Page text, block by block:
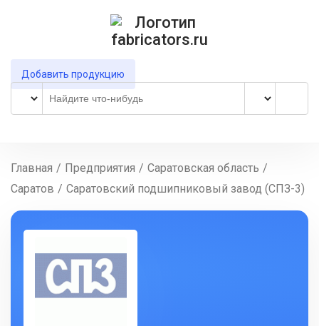
Добавить продукцию
Главная / Предприятия / Саратовская область /
Саратов / Саратовский подшипниковый завод (СПЗ-3)